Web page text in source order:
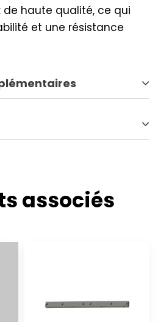
haute qualité, ce qui
et une résistance
associés